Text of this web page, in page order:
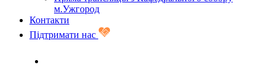
м.Ужгород
Контакти
Підтримати нас